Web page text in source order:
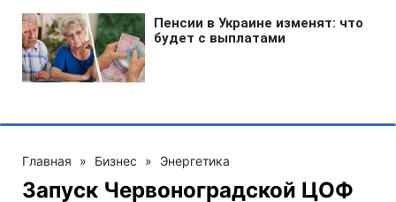
Главная » Бизнес » Энергетика
Запуск Червоноградской ЦОФ